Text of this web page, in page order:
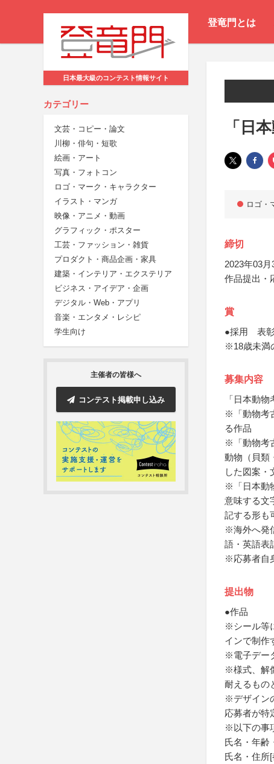
登竜門とは
日本最大級のコンテスト情報サイト
カテゴリー
文芸・コピー・論文
川柳・俳句・短歌
絵画・アート
写真・フォトコン
ロゴ・マーク・キャラクター
イラスト・マンガ
映像・アニメ・動画
グラフィック・ポスター
工芸・ファッション・雑貨
プロダクト・商品企画・家具
建築・インテリア・エクステリア
ビジネス・アイデア・企画
デジタル・Web・アプリ
音楽・エンタメ・レシピ
学生向け
主催者の皆様へ
コンテスト掲載申し込み
「日
ロゴ・
締切
2023年03
作品提出・
賞
●採用 表彰
※18歳未満
募集内容
「日本動
※「動物考
る作品
※「動物考
動物（貝類
した図案・
※「日本動
意味する文
記する形も
※海外へ発
語・英語表
※応募者自
提出物
●作品
※シール等
インで制作
※電子デー
※様式、解
耐えるもの
※デザイン
応募者が特
※以下の事
氏名・年齢
氏名・住所